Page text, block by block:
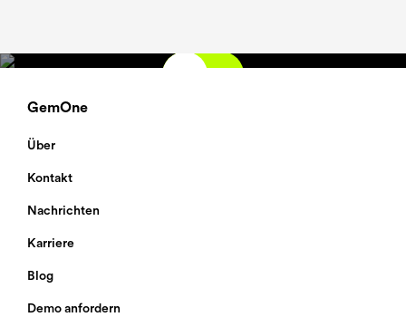
GemOne
Über
Kontakt
Nachrichten
Karriere
Blog
Demo anfordern